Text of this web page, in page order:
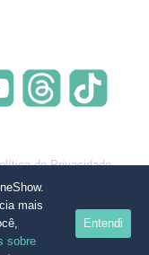
de Privacidade
mais
sobre
Entendi